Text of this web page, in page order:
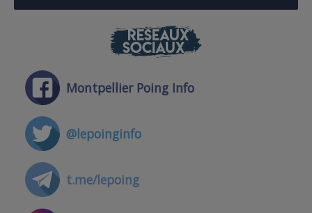
RÉSEAUX
SOCIAUX
Montpellier Poing Info
@lepoinginfo
t.me/lepoing